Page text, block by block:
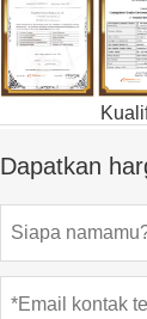
Dapatkan